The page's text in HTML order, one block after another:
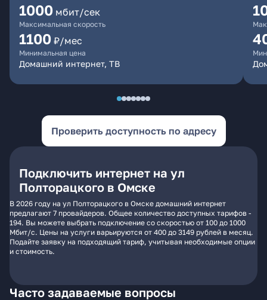
1000 мбит/сек
Максимальная скорость
1100 ₽/мес
Минимальная цена
Домашний интернет, ТВ
Проверить доступность по адресу
Подключить интернет на ул
Полторацкого в Омске
В 2026 году на ул Полторацкого в Омске домашний интернет
предлагают 7 провайдеров. Общее количество доступных тарифов -
194. Вы можете выбрать подключение со скоростью от 100 до 1000
Мбит/с. Цены на услуги варьируются от 400 до 3149 рублей в месяц.
Подайте заявку на подходящий тариф, учитывая необходимые опции
и стоимость.
Часто задаваемые вопросы